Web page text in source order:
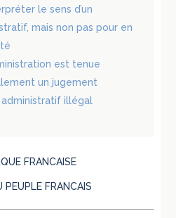
le sens d’un
mais non pas pour en
est tenue
un jugement
illégal
FRANCAISE
PEUPLE FRANCAIS